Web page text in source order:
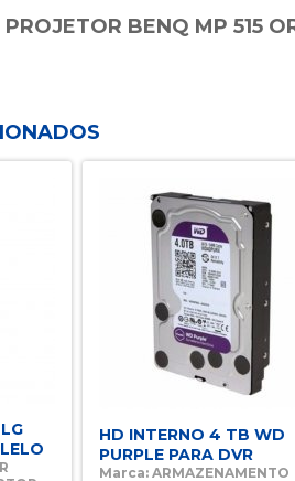
15x
BENQ MP 515
HD INTERNO 4 TB WD
PURPLE PARA DVR
Marca: ARMAZENAMENTO